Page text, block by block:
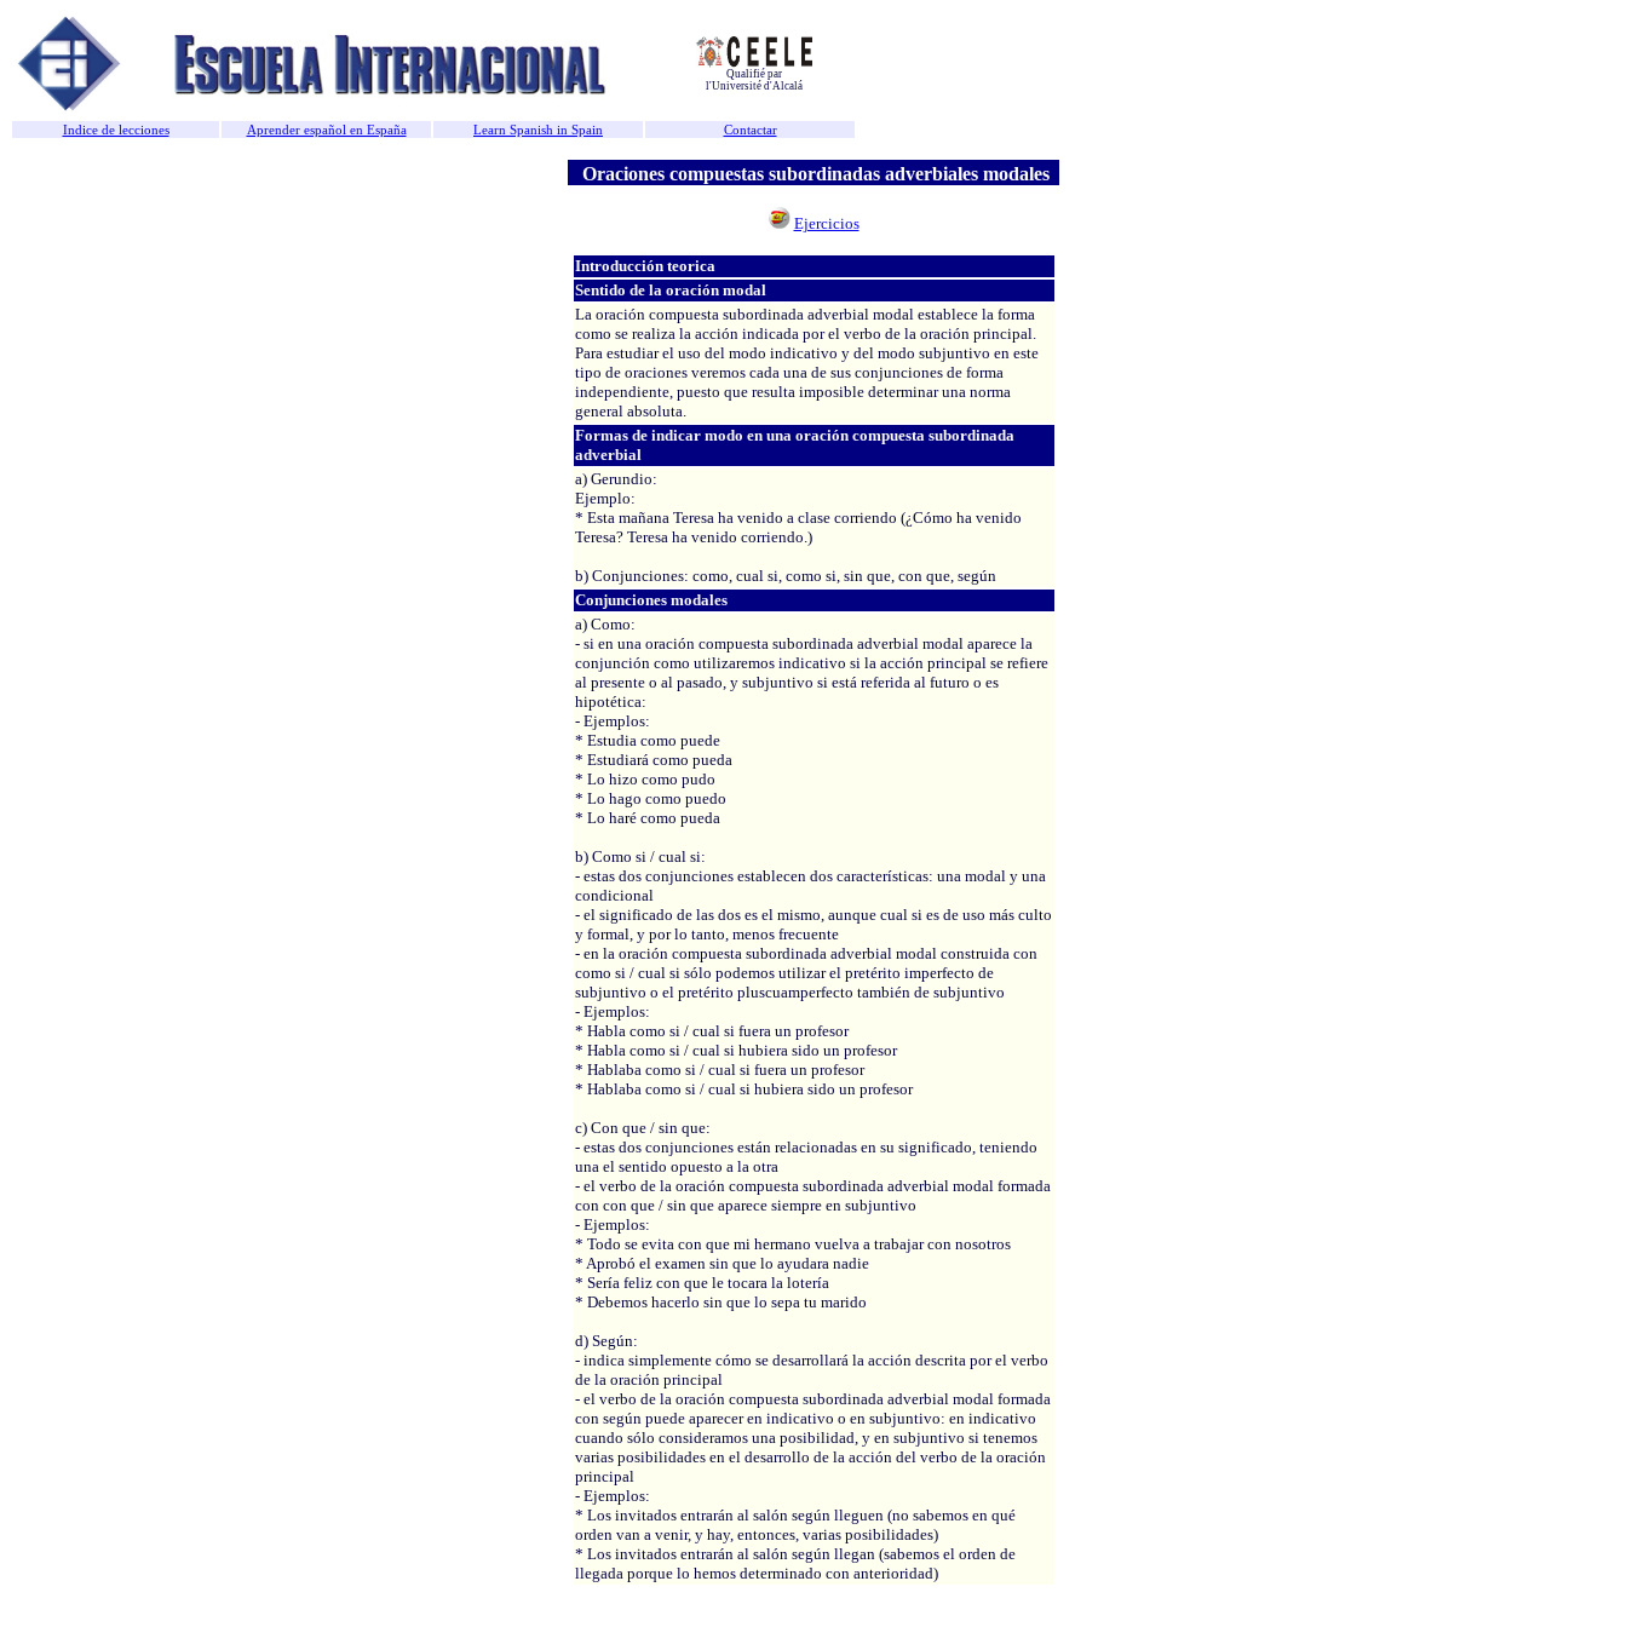
Qualifié par
l'Université d'Alcalá
Indice de lecciones Aprender español en España Learn Spanish in Spain Contactar
Oraciones compuestas subordinadas adverbiales modales
Ejercicios
Introducción teorica
Sentido de la oración modal
La oración compuesta subordinada adverbial modal establece la forma
como se realiza la acción indicada por el verbo de la oración principal.
Para estudiar el uso del modo indicativo y del modo subjuntivo en este
tipo de oraciones veremos cada una de sus conjunciones de forma
independiente, puesto que resulta imposible determinar una norma
general absoluta.
Formas de indicar modo en una oración compuesta subordinada
adverbial
a) Gerundio:
Ejemplo:
* Esta mañana Teresa ha venido a clase corriendo (¿Cómo ha venido
Teresa? Teresa ha venido corriendo.)
b) Conjunciones: como, cual si, como si, sin que, con que, según
Conjunciones modales
a) Como:
- si en una oración compuesta subordinada adverbial modal aparece la
conjunción como utilizaremos indicativo si la acción principal se refiere
al presente o al pasado, y subjuntivo si está referida al futuro o es
hipotética:
- Ejemplos:
* Estudia como puede
* Estudiará como pueda
* Lo hizo como pudo
* Lo hago como puedo
* Lo haré como pueda
b) Como si / cual si:
- estas dos conjunciones establecen dos características: una modal y una
condicional
- el significado de las dos es el mismo, aunque cual si es de uso más culto
y formal, y por lo tanto, menos frecuente
- en la oración compuesta subordinada adverbial modal construida con
como si / cual si sólo podemos utilizar el pretérito imperfecto de
subjuntivo o el pretérito pluscuamperfecto también de subjuntivo
- Ejemplos:
* Habla como si / cual si fuera un profesor
* Habla como si / cual si hubiera sido un profesor
* Hablaba como si / cual si fuera un profesor
* Hablaba como si / cual si hubiera sido un profesor
c) Con que / sin que:
- estas dos conjunciones están relacionadas en su significado, teniendo
una el sentido opuesto a la otra
- el verbo de la oración compuesta subordinada adverbial modal formada
con con que / sin que aparece siempre en subjuntivo
- Ejemplos:
* Todo se evita con que mi hermano vuelva a trabajar con nosotros
* Aprobó el examen sin que lo ayudara nadie
* Sería feliz con que le tocara la lotería
* Debemos hacerlo sin que lo sepa tu marido
d) Según:
- indica simplemente cómo se desarrollará la acción descrita por el verbo
de la oración principal
- el verbo de la oración compuesta subordinada adverbial modal formada
con según puede aparecer en indicativo o en subjuntivo: en indicativo
cuando sólo consideramos una posibilidad, y en subjuntivo si tenemos
varias posibilidades en el desarrollo de la acción del verbo de la oración
principal
- Ejemplos:
* Los invitados entrarán al salón según lleguen (no sabemos en qué
orden van a venir, y hay, entonces, varias posibilidades)
* Los invitados entrarán al salón según llegan (sabemos el orden de
llegada porque lo hemos determinado con anterioridad)